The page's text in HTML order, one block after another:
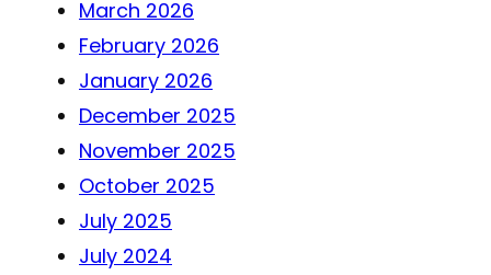
March 2026
February 2026
January 2026
December 2025
November 2025
October 2025
July 2025
July 2024